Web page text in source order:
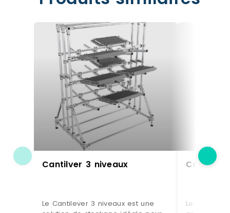
Cantilver 3 niveaux
Le Cantilever 3 niveaux est une
Le